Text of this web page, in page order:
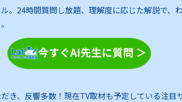
。24時間質問し放題、理解度に応じた解説で、
き、反響多数！現在TV取材も予定している注目